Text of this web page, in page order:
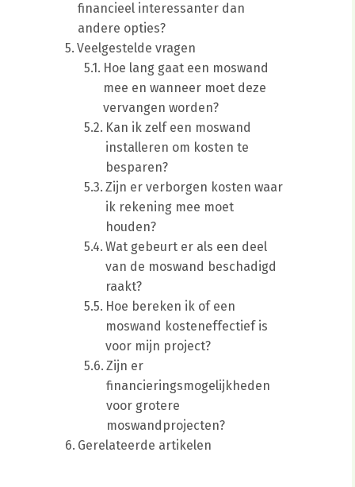
financieel interessanter dan
andere opties?
Veelgestelde vragen
Hoe lang gaat een moswand
mee en wanneer moet deze
vervangen worden?
Kan ik zelf een moswand
installeren om kosten te
besparen?
Zijn er verborgen kosten waar
ik rekening mee moet
houden?
Wat gebeurt er als een deel
van de moswand beschadigd
raakt?
Hoe bereken ik of een
moswand kosteneffectief is
voor mijn project?
Zijn er
financieringsmogelijkheden
voor grotere
moswandprojecten?
Gerelateerde artikelen